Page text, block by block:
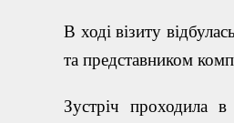
В ході візиту
та представником
Зустріч проходила в